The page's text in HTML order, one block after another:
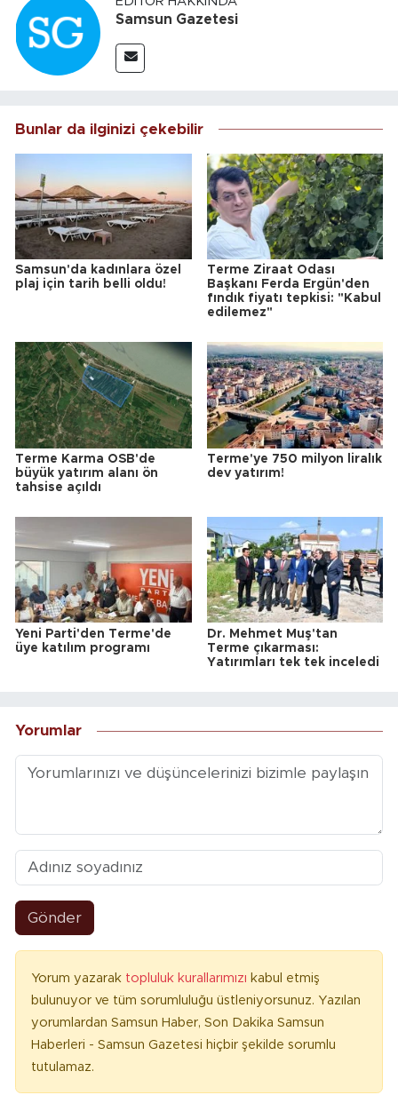
Samsun Gazetesi
Bunlar da ilginizi çekebilir
Samsun'da kadınlara özel
plaj için tarih belli oldu!
Terme Ziraat Odası
Başkanı Ferda Ergün'den
fındık fiyatı tepkisi: "Kabul
edilemez"
Terme Karma OSB'de
büyük yatırım alanı ön
tahsise açıldı
Terme'ye 750 milyon liralık
dev yatırım!
Yeni Parti'den Terme'de
üye katılım programı
Dr. Mehmet Muş'tan
Terme çıkarması:
Yatırımları tek tek inceledi
Yorumlar
Gönder
Yorum yazarak topluluk kurallarımızı kabul etmiş
bulunuyor ve tüm sorumluluğu üstleniyorsunuz. Yazılan
yorumlardan Samsun Haber, Son Dakika Samsun
Haberleri - Samsun Gazetesi hiçbir şekilde sorumlu
tutulamaz.